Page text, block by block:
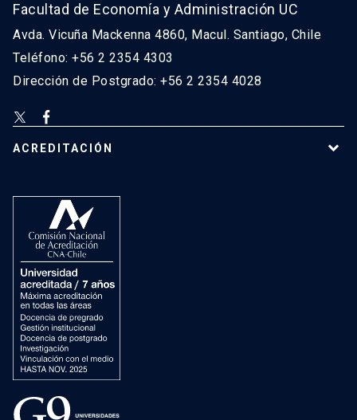
Facultad de Economía y Administración UC
Avda. Vicuña Mackenna 4860, Macul. Santiago, Chile
Teléfono: +56 2 2354 4303
Dirección de Postgrado: +56 2 2354 4028
ACREDITACIÓN